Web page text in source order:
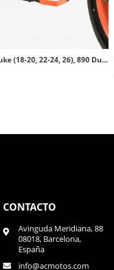
Quilla KTM 790 Duke (18-20, 22-24, 26), 890 Duke/GP/R (20-25) Puig Símil carbono 9669C
CONTACTO
Avinguda Meridiana, 88
08018, Barcelona,
España
info@acmotos.com